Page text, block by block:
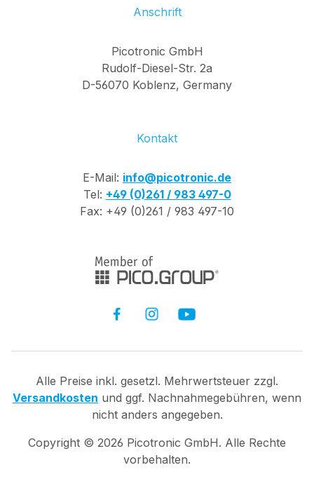
Anschrift
Picotronic GmbH
Rudolf-Diesel-Str. 2a
D-56070 Koblenz, Germany
Kontakt
E-Mail: info@picotronic.de
Tel: +49 (0)261 / 983 497-0
Fax: +49 (0)261 / 983 497-10
Alle Preise inkl. gesetzl. Mehrwertsteuer zzgl.
Versandkosten und ggf. Nachnahmegebühren, wenn
nicht anders angegeben.
Copyright © 2026 Picotronic GmbH. Alle Rechte
vorbehalten.